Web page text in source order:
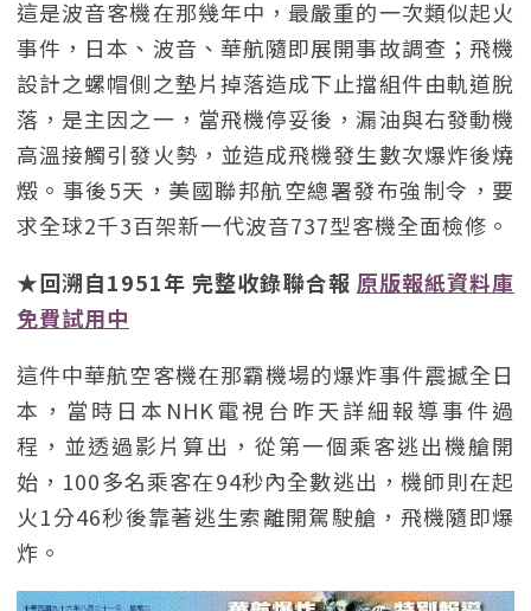
這是波音客機在那幾年中，最嚴重的一次類似起火
事件，日本、波音、華航隨即展開事故調查；飛機
設計之螺帽側之墊片掉落造成下止擋組件由軌道脫
落，是主因之一，當飛機停妥後，漏油與右發動機
高溫接觸引發火勢，並造成飛機發生數次爆炸後燒
燬。事後5天，美國聯邦航空總署發布強制令，要
求全球2千3百架新一代波音737型客機全面檢修。
★回溯自1951年 完整收錄聯合報 原版報紙資料庫
免費試用中
這件中華航空客機在那霸機場的爆炸事件震撼全日
本，當時日本NHK電視台昨天詳細報導事件過
程，並透過影片算出，從第一個乘客逃出機艙開
始，100多名乘客在94秒內全數逃出，機師則在起
火1分46秒後靠著逃生索離開駕駛艙，飛機隨即爆
炸。